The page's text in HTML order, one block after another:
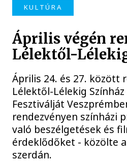
KULTÚRA
Április végén
Lélektől-
Április 24. és 27. között
Lélektől-Lélekig
Fesztiválját
rendezvényen színházi
való beszélgetések és
érdeklődőket - közölte
szerdán.